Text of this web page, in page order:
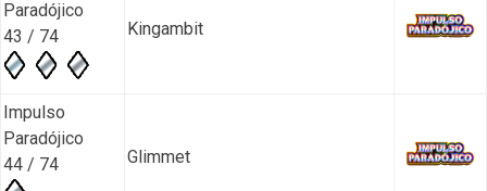
Paradójico
43 / 74
Kingambit
Impulso
Paradójico
44 / 74
Glimmet